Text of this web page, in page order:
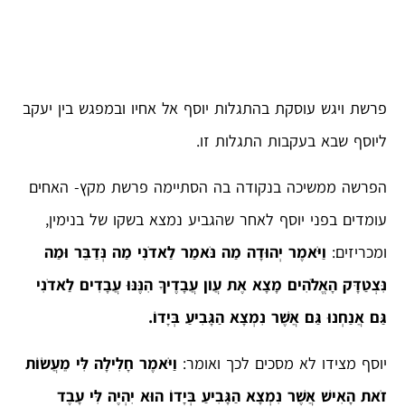
פרשת ויגש עוסקת בהתגלות יוסף אל אחיו ובמפגש בין יעקב
ליוסף שבא בעקבות התגלות זו.
הפרשה ממשיכה בנקודה בה הסתיימה פרשת מקץ- האחים
עומדים בפני יוסף לאחר שהגביע נמצא בשקו של בנימין,
ומכריזים: וַיֹּאמֶר יְהוּדָה מַה נֹּאמַר לַאדֹנִי מַה נְּדַבֵּר וּמַה
נִּצְטַדָּק הָאֱלֹהִים מָצָא אֶת עֲוֺן עֲבָדֶיךָ הִנֶּנּוּ עֲבָדִים לַאדֹנִי
גַּם אֲנַחְנוּ גַּם אֲשֶׁר נִמְצָא הַגָּבִיעַ בְּיָדוֹ.
יוסף מצידו לא מסכים לכך ואומר: וַיֹּאמֶר חָלִילָה לִּי מֵעֲשׂוֹת
זֹאת הָאִישׁ אֲשֶׁר נִמְצָא הַגָּבִיעַ בְּיָדוֹ הוּא יִהְיֶה לִּי עָבֶד